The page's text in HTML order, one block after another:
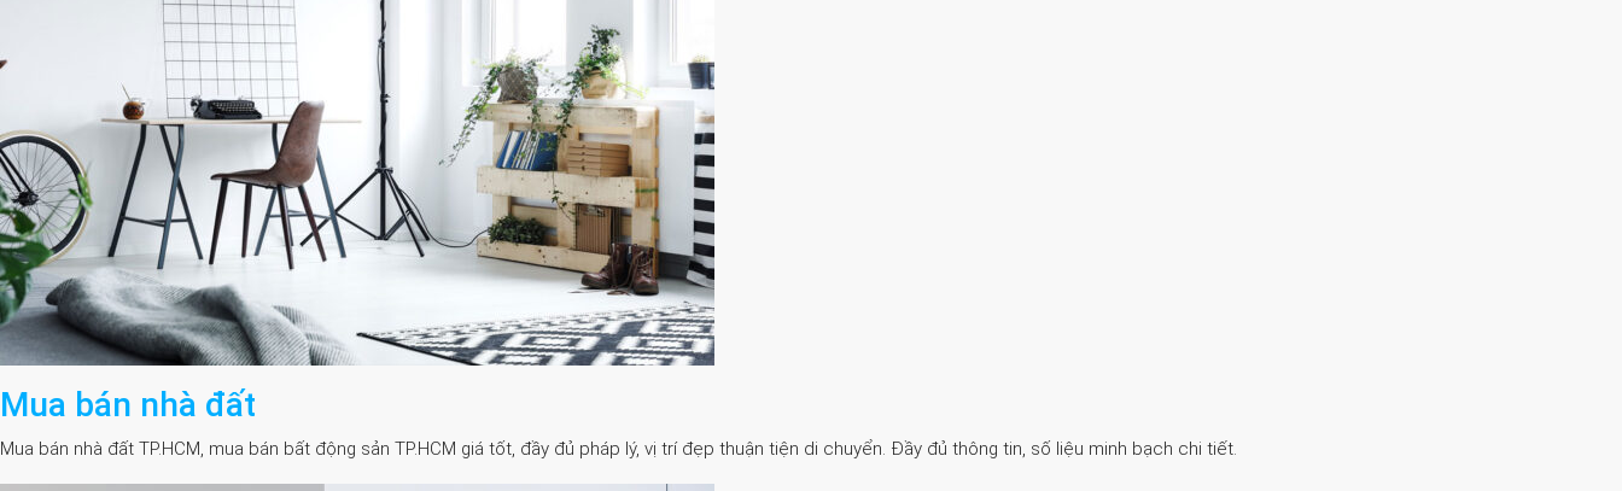
Mua bán nhà đất
Mua bán nhà đất TP.HCM, mua bán bất động sản TP.HCM giá tốt, đầy đủ pháp lý, vị trí đẹp thuận tiện di chuyển. Đầy đủ thông tin, số liệu minh bạch chi tiết.